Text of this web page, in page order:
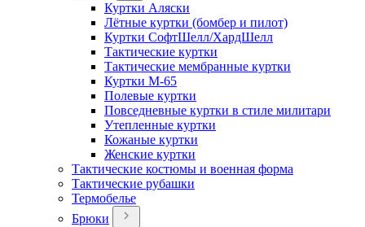
Куртки Аляски
Лётные куртки (бомбер и пилот)
Куртки СофтШелл/ХардШелл
Тактические куртки
Тактические мембранные куртки
Куртки М-65
Полевые куртки
Повседневные куртки в стиле милитари
Утепленные куртки
Кожаные куртки
Женские куртки
Тактические костюмы и военная форма
Тактические рубашки
Термобелье
Брюки